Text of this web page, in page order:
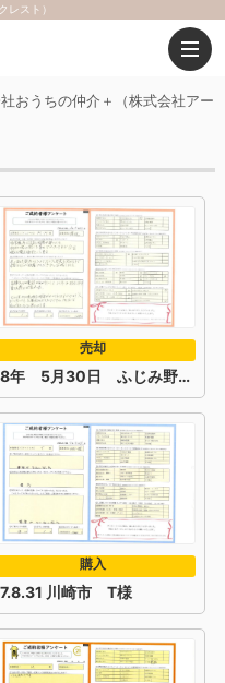
レスト）
おうちの仲介＋（株式会社アー
売却
R8年 5月30日 ふじみ野市 M・H様
購入
川崎市 T様